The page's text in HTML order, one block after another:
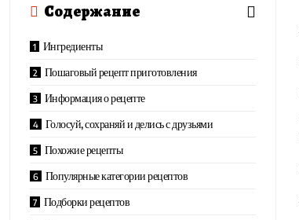
Содержание
Ингредиенты
Пошаговый рецепт приготовления
Информация о рецепте
Голосуй, сохраняй и делись с друзьями
Похожие рецепты
Популярные категории рецептов
Подборки рецептов